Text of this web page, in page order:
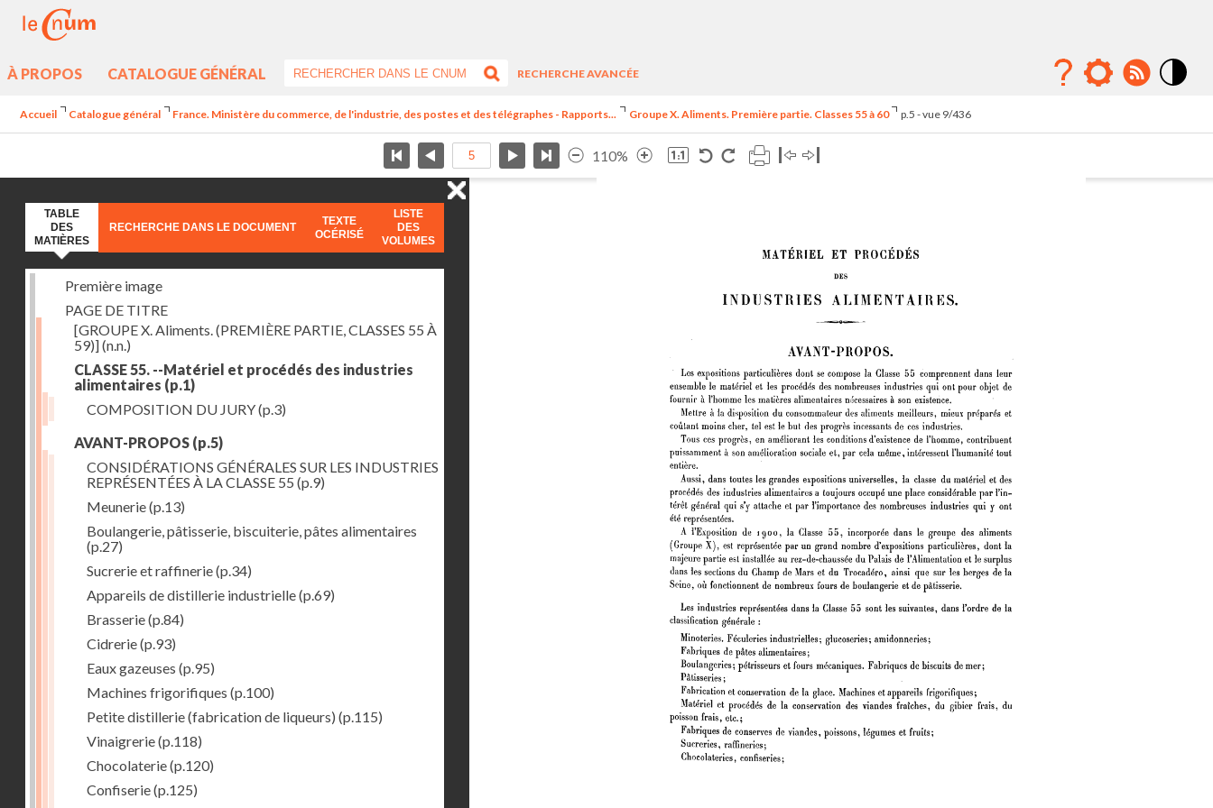
À PROPOS CATALOGUE GÉNÉRAL
RECHERCHE AVANCÉE
Accueil Catalogue général France. Ministère du commerce, de l'industrie, des postes et des télégraphes - Rapports... Groupe X. Aliments. Première partie. Classes 55 à 60 p.5 - vue 9/436
110%
TABLE
DES
MATIÈRES
RECHERCHE DANS LE DOCUMENT
TEXTE
OCÉRISÉ
LISTE
DES
VOLUMES
Première image
PAGE DE TITRE
[GROUPE X. Aliments. (PREMIÈRE PARTIE, CLASSES 55 À
59)](n.n.)
CLASSE 55. --Matériel et procédés des industries
alimentaires (p.1)
COMPOSITION DU JURY(p.3)
AVANT-PROPOS (p.5)
CONSIDÉRATIONS GÉNÉRALES SUR LES INDUSTRIES
REPRÉSENTÉES À LA CLASSE 55 (p.9)
Meunerie(p.13)
Boulangerie, pâtisserie, biscuiterie, pâtes alimentaires
(p.27)
Sucrerie et raffinerie(p.34)
Appareils de distillerie industrielle(p.69)
Brasserie(p.84)
Cidrerie(p.93)
Eaux gazeuses (p.95)
Machines frigorifiques (p.100)
Petite distillerie (fabrication de liqueurs) (p.115)
Vinaigrerie(p.118)
Chocolaterie(p.120)
Confiserie(p.125)